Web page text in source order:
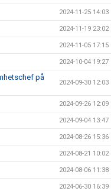
2024-11-25 14:03
2024-11-19 23:02
2024-11-05 17:15
2024-10-04 19:27
på
2024-09-30 12:03
2024-09-26 12:09
2024-09-04 13:47
2024-08-26 15:36
2024-08-21 10:02
2024-08-06 11:38
2024-06-30 16:39